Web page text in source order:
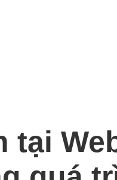
tại